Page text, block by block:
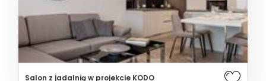
Salon z jadalnią w projekcie KODO